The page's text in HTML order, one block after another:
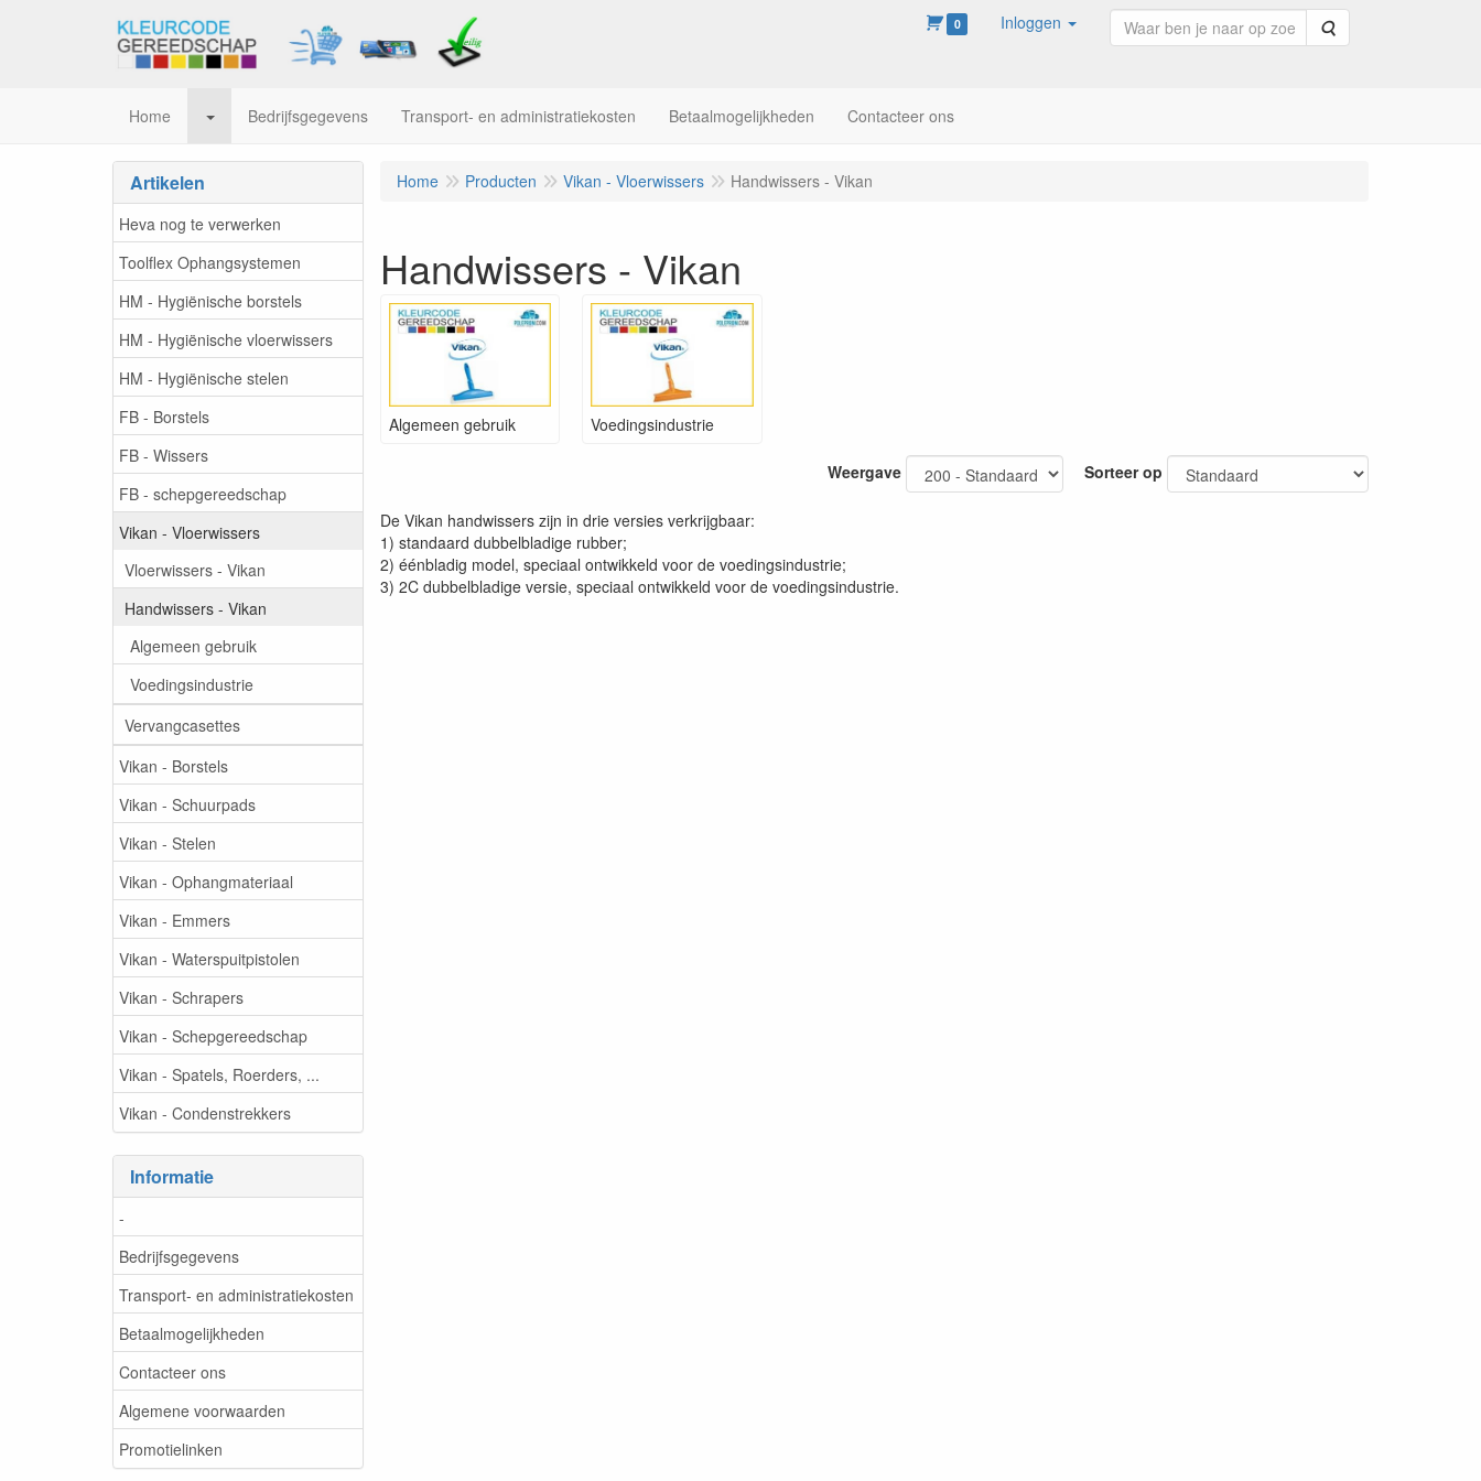
0 Inloggen Zoeken
Home Bedrijfsgegevens Transport- en administratiekosten Betaalmogelijkheden Contacteer ons
Artikelen
Heva nog te verwerken
Toolflex Ophangsystemen
HM - Hygiënische borstels
HM - Hygiënische vloerwissers
HM - Hygiënische stelen
FB - Borstels
FB - Wissers
FB - schepgereedschap
Vikan - Vloerwissers
Vloerwissers - Vikan
Handwissers - Vikan
Algemeen gebruik
Voedingsindustrie
Vervangcasettes
Vikan - Borstels
Vikan - Schuurpads
Vikan - Stelen
Vikan - Ophangmateriaal
Vikan - Emmers
Vikan - Waterspuitpistolen
Vikan - Schrapers
Vikan - Schepgereedschap
Vikan - Spatels, Roerders, ...
Vikan - Condenstrekkers
Informatie
-
Bedrijfsgegevens
Transport- en administratiekosten
Betaalmogelijkheden
Contacteer ons
Algemene voorwaarden
Promotielinken
Home Producten Vikan - Vloerwissers Handwissers - Vikan
Handwissers - Vikan
Algemeen gebruik Voedingsindustrie
Weergave Sorteer op
De Vikan handwissers zijn in drie versies verkrijgbaar:
1) standaard dubbelbladige rubber;
2) éénbladig model, speciaal ontwikkeld voor de voedingsindustrie;
3) 2C dubbelbladige versie, speciaal ontwikkeld voor de voedingsindustrie.